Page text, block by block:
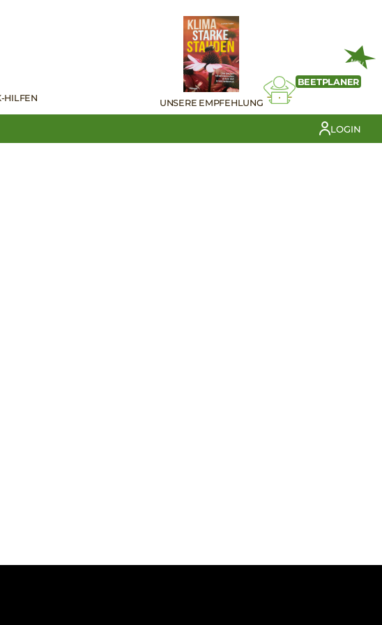
HILFEN UNSERE EMPFEHLUNG
NEU
BEETPLANER
LOGIN